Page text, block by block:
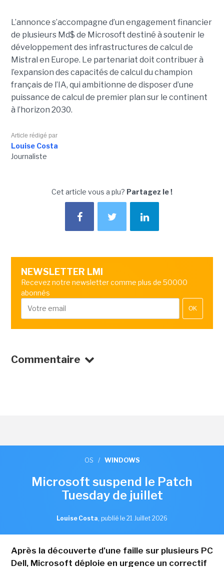
L’annonce s’accompagne d’un engagement financier
de plusieurs Md$ de Microsoft destiné à soutenir le
développement des infrastructures de calcul de
Mistral en Europe. Le partenariat doit contribuer à
l’expansion des capacités de calcul du champion
français de l’IA, qui ambitionne de disposer d’une
puissance de calcul de premier plan sur le continent
à l’horizon 2030.
Article rédigé par
Louise Costa
Journaliste
Cet article vous a plu? Partagez le !
NEWSLETTER LMI
Recevez notre newsletter comme plus de 50000
abonnés
OK
Commentaire
OS / WINDOWS
Microsoft suspend le Patch
Tuesday de juillet
Louise Costa, publié le 21 Juillet 2026
Après la découverte d'une faille sur plusieurs PC
Dell, Microsoft déploie en urgence un correctif